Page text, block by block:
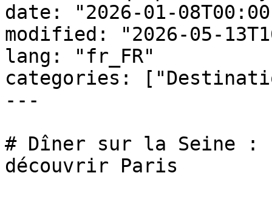
date: "2026-01-
modified: "2026-05-
lang: "fr_FR"
categories:
---
# Dîner sur la Seine :
découvrir Paris